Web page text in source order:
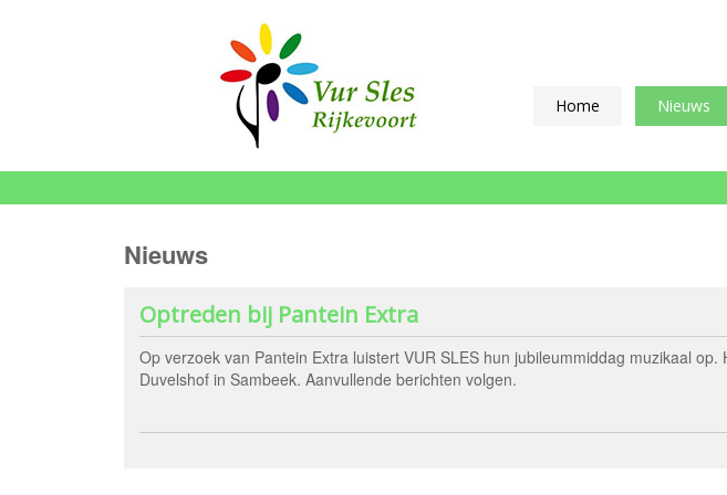
Home Nieuws
Nieuws
Optreden bij Pantein Extra
Op verzoek van Pantein Extra luistert VUR SLES hun jubileummiddag muzikaal op.
Duvelshof in Sambeek. Aanvullende berichten volgen.